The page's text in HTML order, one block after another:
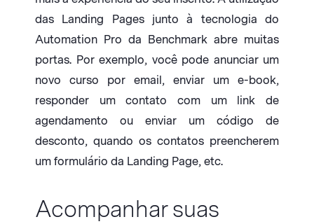
das Landing Pages junto à tecnologia do
Automation Pro da Benchmark abre muitas
portas. Por exemplo, você pode anunciar um
novo curso por email, enviar um e-book,
responder um contato com um link de
agendamento ou enviar um código de
desconto, quando os contatos preencherem
um formulário da Landing Page, etc.
Acompanhar suas